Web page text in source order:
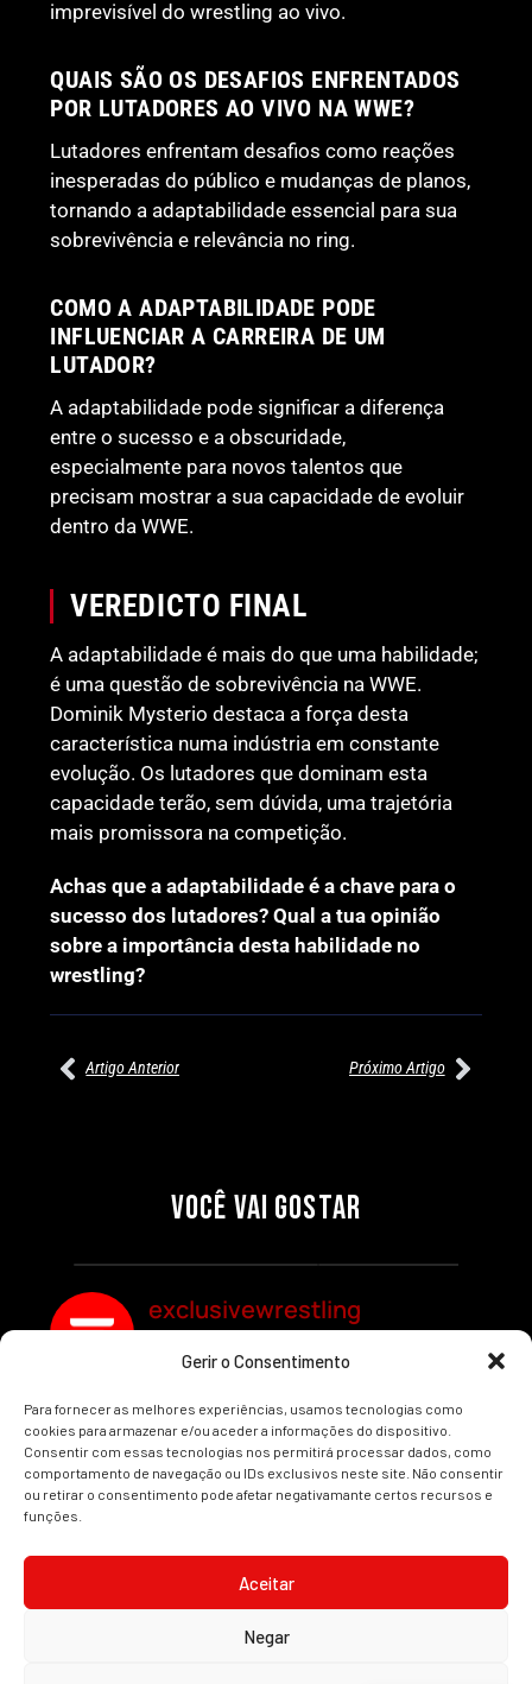
Gerir o Consentimento
Para fornecer as melhores experiências, usamos tecnologias como
cookies para armazenar e/ou aceder a informações do dispositivo.
Consentir com essas tecnologias nos permitirá processar dados, como
comportamento de navegação ou IDs exclusivos neste site. Não consentir
ou retirar o consentimento pode afetar negativamante certos recursos e
funções.
Aceitar
Negar
imprevisível do wrestling ao vivo.
QUAIS SÃO OS DESAFIOS ENFRENTADOS
POR LUTADORES AO VIVO NA WWE?
Lutadores enfrentam desafios como reações
inesperadas do público e mudanças de planos,
tornando a adaptabilidade essencial para sua
sobrevivência e relevância no ring.
COMO A ADAPTABILIDADE PODE
INFLUENCIAR A CARREIRA DE UM
LUTADOR?
A adaptabilidade pode significar a diferença
entre o sucesso e a obscuridade,
especialmente para novos talentos que
precisam mostrar a sua capacidade de evoluir
dentro da WWE.
VEREDICTO FINAL
A adaptabilidade é mais do que uma habilidade;
é uma questão de sobrevivência na WWE.
Dominik Mysterio destaca a força desta
característica numa indústria em constante
evolução. Os lutadores que dominam esta
capacidade terão, sem dúvida, uma trajetória
mais promissora na competição.
Achas que a adaptabilidade é a chave para o
sucesso dos lutadores? Qual a tua opinião
sobre a importância desta habilidade no
wrestling?
Artigo Anterior Próximo Artigo
VOCÊ VAI GOSTAR
SEGMENTOS A NÃO PERDER
Por exclusivewrestling
MUNDIAL FEMININO NA AEW
REDEMPTION
Por exclusivewrestling
exclusivewrestling
Ver mais Artigos